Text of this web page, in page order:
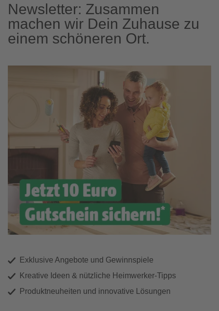
Newsletter: Zusammen
machen wir Dein Zuhause zu
einem schöneren Ort.
Exklusive Angebote und Gewinnspiele
Kreative Ideen & nützliche Heimwerker-Tipps
Produktneuheiten und innovative Lösungen